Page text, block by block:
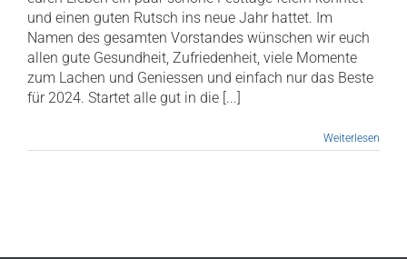
und einen guten Rutsch ins neue Jahr hattet. Im
Namen des gesamten Vorstandes wünschen wir euch
allen gute Gesundheit, Zufriedenheit, viele Momente
zum Lachen und Geniessen und einfach nur das Beste
für 2024. Startet alle gut in die [...]
Weiterlesen